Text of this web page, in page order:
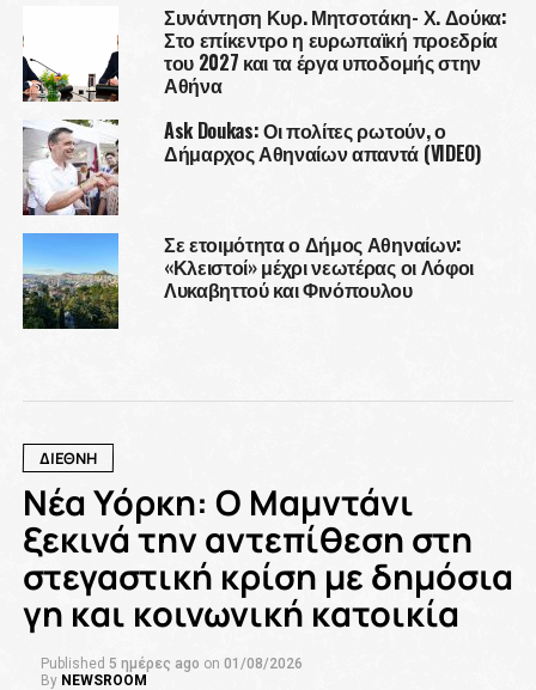
Συνάντηση Κυρ. Μητσοτάκη- Χ. Δούκα:
Στο επίκεντρο η ευρωπαϊκή προεδρία
του 2027 και τα έργα υποδομής στην
Αθήνα
Ask Doukas: Οι πολίτες ρωτούν, ο
Δήμαρχος Αθηναίων απαντά (VIDEO)
Σε ετοιμότητα ο Δήμος Αθηναίων:
«Κλειστοί» μέχρι νεωτέρας οι Λόφοι
Λυκαβηττού και Φινόπουλου
ΔΙΕΘΝΗ
Νέα Υόρκη: Ο Μαμντάνι
ξεκινά την αντεπίθεση στη
στεγαστική κρίση με δημόσια
γη και κοινωνική κατοικία
Published 5 ημέρες ago on 01/08/2026
By NEWSROOM